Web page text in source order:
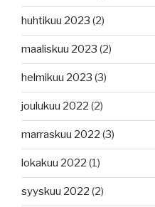
huhtikuu 2023 (2)
maaliskuu 2023 (2)
helmikuu 2023 (3)
joulukuu 2022 (2)
marraskuu 2022 (3)
lokakuu 2022 (1)
syyskuu 2022 (2)